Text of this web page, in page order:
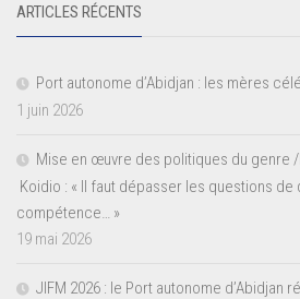
ARTICLES RÉCENTS
Port autonome d’Abidjan : les mères
1 juin 2026
Mise en œuvre des politiques du genre
Koidio : « Il faut dépasser les questions de
compétence… »
19 mai 2026
JIFM 2026 : le Port autonome d’Abidjan